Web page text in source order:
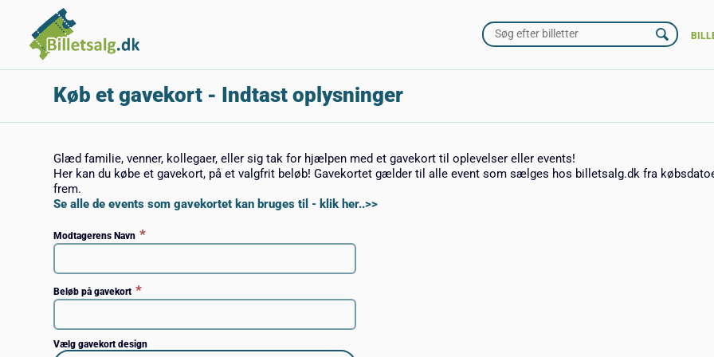
Køb et gavekort - Indtast oplysninger
Glæd familie, venner, kollegaer, eller sig tak for hjælpen med et gavekort til oplevelser eller events!
Her kan du købe et gavekort, på et valgfrit beløb! Gavekortet gælder til alle event som sælges hos billetsalg.dk fra
frem.
Se alle de events som gavekortet kan bruges til - klik her..>>
Modtagerens Navn *
Beløb på gavekort *
Vælg gavekort design